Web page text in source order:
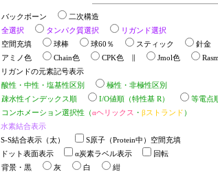
バックボーン
二次構造
全選択
タンパク質選択
リガンド選択
空間充填
球棒 球60％ スティック
針金
アミノ色
Chain色 CPK色 ∥ Jmol色
リガンドの元素記号表示
酸性・中性・塩基性区別
極性・非極性区別
疎水性インデックス順
I/O値順（特性基 R）
等電点
コンホメーション選択性（αヘリックス ・ βストランド）
水素結合表示
S-S結合表示（太）
S原子（Protein中）空間充填
ドット表面表示
α炭素ラベル表示
回転
背景・黒
灰 白 紺